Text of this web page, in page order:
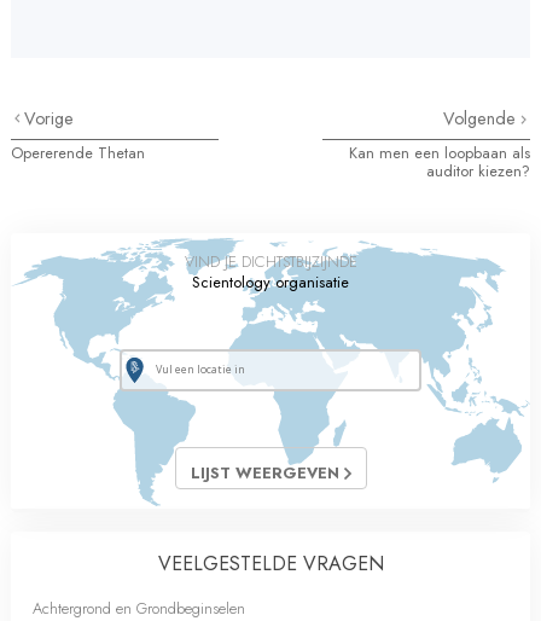
Vorige
Opererende Thetan
Volgende
Kan men een loopbaan als
auditor kiezen?
VIND JE DICHTSTBIJZIJNDE
Scientology organisatie
LIJST WEERGEVEN
VEELGESTELDE VRAGEN
Achtergrond en Grondbeginselen